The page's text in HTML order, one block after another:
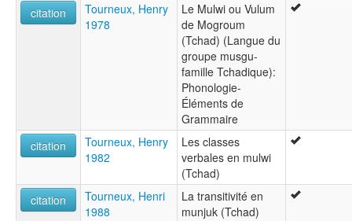
citation
Tourneux, Henry
1978
Le Mulwi ou Vulum
de Mogroum
(Tchad) (Langue du
groupe musgu-
famille Tchadique):
Phonologie-
Éléments de
Grammaire
citation
Tourneux, Henry
1982
Les classes
verbales en mulwi
(Tchad)
citation
Tourneux, Henri
1988
La transitivité en
munjuk (Tchad)